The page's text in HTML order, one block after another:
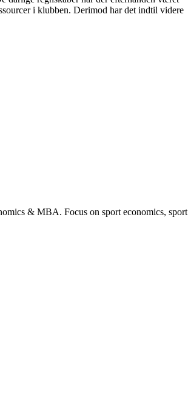
i klubben. Derimod har det indtil videre
& MBA. Focus on sport economics, sport